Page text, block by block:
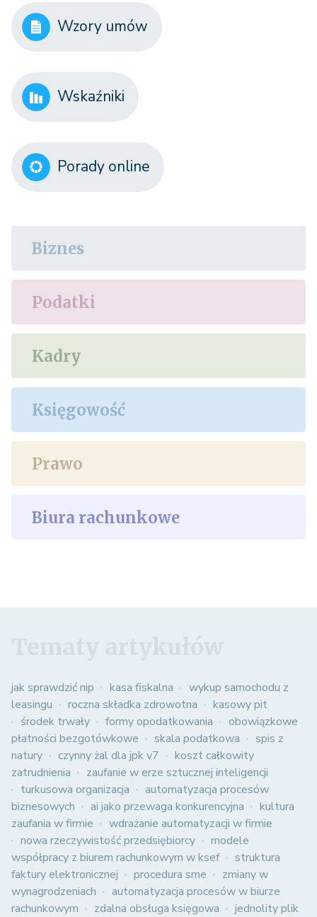
Wzory umów
Wskaźniki
Porady online
Biznes
Podatki
Kadry
Księgowość
Prawo
Biura rachunkowe
jak sprawdzić nip kasa fiskalna
wykup samochodu z
leasingu
roczna składka zdrowotna
kasowy pit
środek trwały
formy opodatkowania
obowiązkowe
płatności bezgotówkowe
skala podatkowa
spis z
natury
czynny żal dla jpk v7
koszt całkowity
zatrudnienia
zaufanie w erze sztucznej inteligencji
turkusowa organizacja
automatyzacja procesów
biznesowych
ai jako przewaga konkurencyjna
kultura
zaufania w firmie
wdrażanie automatyzacji w firmie
nowa rzeczywistość przedsiębiorcy
modele
współpracy z biurem rachunkowym w ksef
struktura
faktury elektronicznej
procedura sme
zmiany w
wynagrodzeniach
automatyzacja procesów w biurze
rachunkowym
zdalna obsługa księgowa
jednolity plik